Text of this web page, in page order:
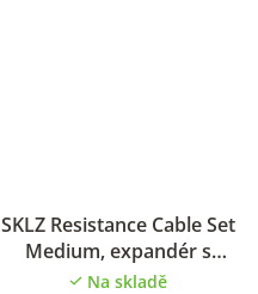
SKLZ Resistance Cable Set
Medium, expandér s
rukojetí červený
Na skladě